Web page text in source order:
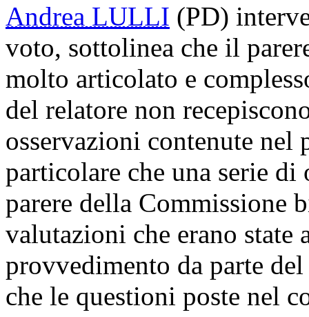
Andrea LULLI (PD)
voto, sottolinea che il
molto articolato e
del relatore non
osservazioni contenute nel
particolare che una serie
parere della Commissione
valutazioni che erano state
provvedimento da parte
che le questioni poste nel